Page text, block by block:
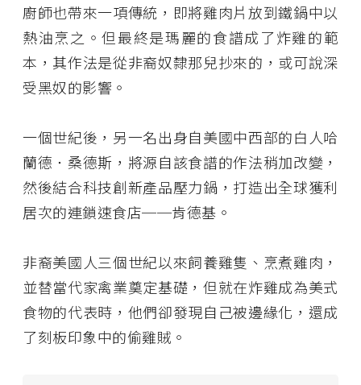
廚師也帶來一項傳統，即將雞肉片放到鐵鍋中以
熱油烹之。但最終是瑪麗的食譜成了炸雞的範
本，其作法是從非裔奴隸那兒抄來的，或可說深
受黑奴的影響。
一個世紀後，另一名出身自美國中西部的白人哈
蘭德．桑德斯，將源自該食譜的作法稍加改變，
然後結合科技創新產品壓力鍋，打造出全球獲利
居次的連鎖速食店──肯德基。
非裔美國人三個世紀以來飼養雞隻、烹煮雞肉，
並替當代家禽業奠定基礎，但就在炸雞成為美式
食物的代表時，他們卻發現自己被邊緣化，還成
了刻板印象中的偷雞賊。